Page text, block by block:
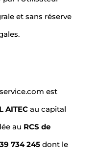
et sans réserve
est
AITECau capital
au RCS de
734 245dont le